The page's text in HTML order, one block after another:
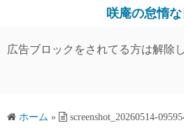
テ
ス
咲庵の怠惰
広告ブロックをされてる方は解除
ホーム » screenshot_20260514-